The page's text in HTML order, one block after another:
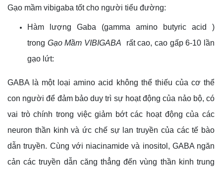
Gạo mầm vibigaba tốt cho người tiểu đường:
Hàm lượng Gaba (gamma amino butyric acid )
trong Gạo Mầm VIBIGABA
rất cao, cao gấp 6-10 lần
gạo lứt:
GABA là một loại amino acid không thể thiếu của cơ thể
con người để đảm bảo duy trì sự hoạt động của nảo bộ, có
vai trò chính trong việc giảm bớt các hoạt động của các
neuron thần kinh và ức chế sự lan truyền của các tế bào
dẫn truyền. Cùng với niacinamide và inositol, GABA ngăn
cản các truyền dẫn căng thẳng đến vùng thần kinh trung